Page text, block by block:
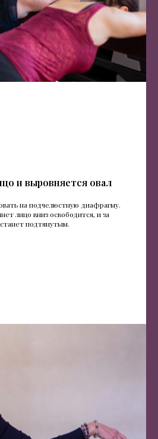
и выровняется овал
на подчелюстную диафрагму.
лицо вниз освободится, и за
подтянутым.